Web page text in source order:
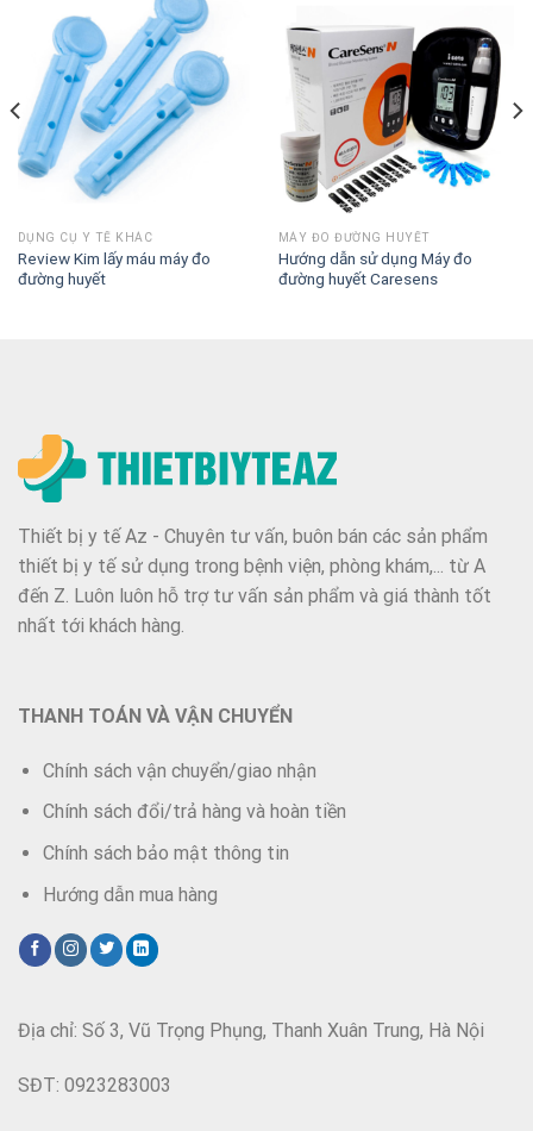
DỤNG CỤ Y TẾ KHÁC
Review Kim lấy máu máy đo
đường huyết
MÁY ĐO ĐƯỜNG HUYẾT
Hướng dẫn sử dụng Máy đo
đường huyết Caresens
Thiết bị y tế Az - Chuyên tư vấn, buôn bán các sản phẩm
thiết bị y tế sử dụng trong bệnh viện, phòng khám,... từ A
đến Z. Luôn luôn hỗ trợ tư vấn sản phẩm và giá thành tốt
nhất tới khách hàng.
Địa chỉ: Số 3, Vũ Trọng Phụng, Thanh Xuân Trung, Hà Nội
SĐT: 0923283003
THANH TOÁN VÀ VẬN CHUYỂN
Chính sách vận chuyển/giao nhận
Chính sách đổi/trả hàng và hoàn tiền
Chính sách bảo mật thông tin
Hướng dẫn mua hàng